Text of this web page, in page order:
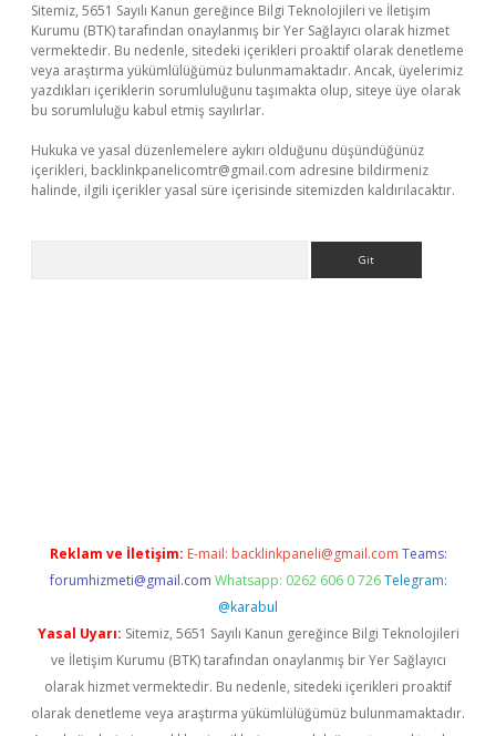
Sitemiz, 5651 Sayılı Kanun gereğince Bilgi Teknolojileri ve İletişim
Kurumu (BTK) tarafından onaylanmış bir Yer Sağlayıcı olarak hizmet
vermektedir. Bu nedenle, sitedeki içerikleri proaktif olarak denetleme
veya araştırma yükümlülüğümüz bulunmamaktadır. Ancak, üyelerimiz
yazdıkları içeriklerin sorumluluğunu taşımakta olup, siteye üye olarak
bu sorumluluğu kabul etmiş sayılırlar.
Hukuka ve yasal düzenlemelere aykırı olduğunu düşündüğünüz
içerikleri, backlinkpanelicomtr@gmail.com adresine bildirmeniz
halinde, ilgili içerikler yasal süre içerisinde sitemizden kaldırılacaktır.
Reklam ve İletişim: E-mail: backlinkpaneli@gmail.com Teams:
forumhizmeti@gmail.com Whatsapp: 0262 606 0 726 Telegram:
@karabul
Yasal Uyarı: Sitemiz, 5651 Sayılı Kanun gereğince Bilgi Teknolojileri
ve İletişim Kurumu (BTK) tarafından onaylanmış bir Yer Sağlayıcı
olarak hizmet vermektedir. Bu nedenle, sitedeki içerikleri proaktif
olarak denetleme veya araştırma yükümlülüğümüz bulunmamaktadır.